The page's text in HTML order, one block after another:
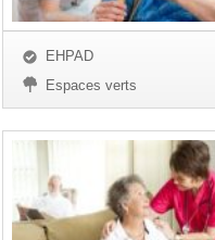
EHPAD
Espaces verts